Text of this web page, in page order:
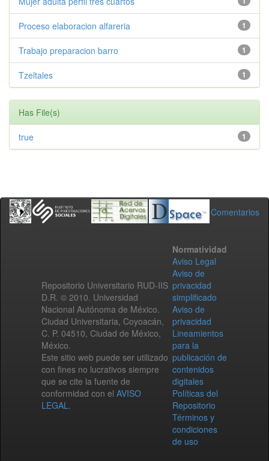
1
Proceso elaboracion alfareria
1
Trabajo preparacion barro
1
Tzeltales
Has File(s)
1
true
Comentarios
Repositorio Universitario RUD-IIS
D.R. © 2010. Universidad
Nacional Autónoma de México.
Ciudad Universitaria, Coyoacán,
C. P. 04510, Ciudad de México,
México.
Este sitio web puede ser utilizado
con fines no lucrativos siempre
que se cite la fuente de
conformidad con el AVISO
LEGAL.
Normatividad
Aviso Legal
Aviso de
privacidad
simplificado
Aviso de
privacidad
Lineamientos
para la
publicación de
contenidos
digitales
Políticas del
Repositorio
Términos y
condiciones
de uso